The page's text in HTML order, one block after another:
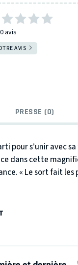
0avis
AVIS
PRESSE (0)
pour s’unir avec
dans cette
« Le sort fait
uns que les autres !
pour
! Venez
! Tous les